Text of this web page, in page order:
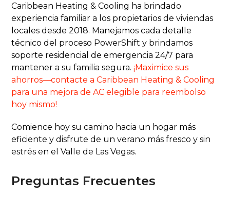
Caribbean Heating & Cooling ha brindado
experiencia familiar a los propietarios de viviendas
locales desde 2018. Manejamos cada detalle
técnico del proceso PowerShift y brindamos
soporte residencial de emergencia 24/7 para
mantener a su familia segura.¡Maximice sus
ahorros—contacte a Caribbean Heating & Cooling
para una mejora de AC elegible para reembolso
hoy mismo!
Comience hoy su camino hacia un hogar más
eficiente y disfrute de un verano más fresco y sin
estrés en el Valle de Las Vegas.
Preguntas Frecuentes